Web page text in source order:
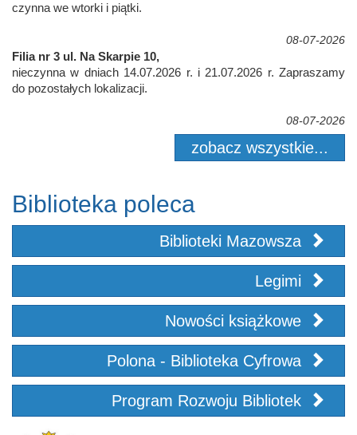
czynna we wtorki i piątki.
08-07-2026
Filia nr 3 ul. Na Skarpie 10,
nieczynna w dniach 14.07.2026 r. i 21.07.2026 r. Zapraszamy
do pozostałych lokalizacji.
08-07-2026
zobacz wszystkie...
Biblioteka poleca
Biblioteki Mazowsza
Legimi
Nowości książkowe
Polona - Biblioteka Cyfrowa
Program Rozwoju Bibliotek